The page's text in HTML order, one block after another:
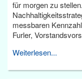
für morgen zu
messbaren
Furler,
Weiterlesen...